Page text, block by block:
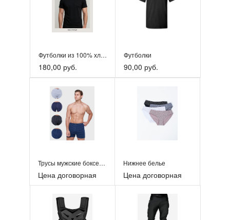
Футболки из 100% хлопка для торговых площадок.
180,00 руб.
Футболки
90,00 руб.
Трусы мужские боксеры
Цена договорная
Нижнее белье
Цена договорная